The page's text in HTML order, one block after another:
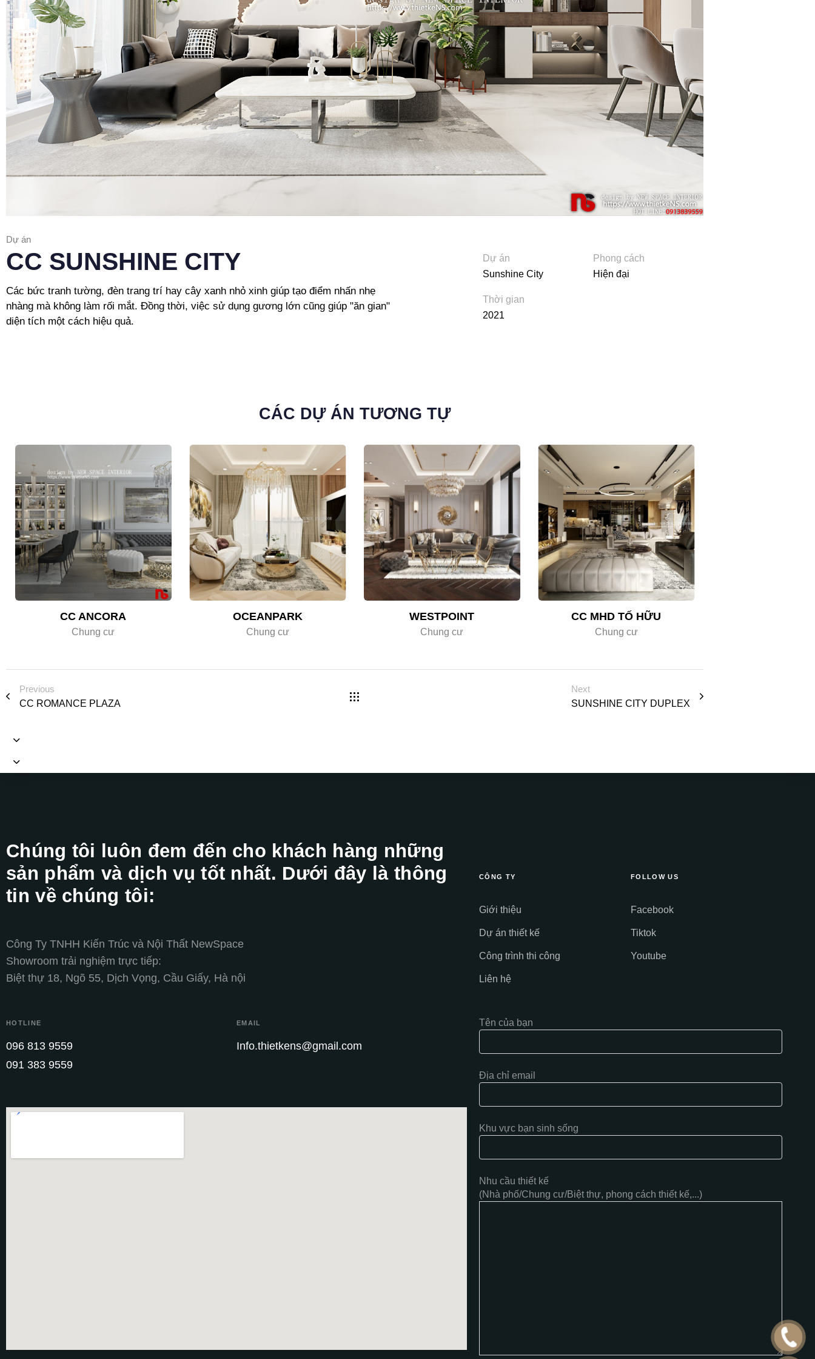
Dự án
CC SUNSHINE CITY
Các bức tranh tường, đèn trang trí hay cây xanh nhỏ xinh giúp tạo điểm nhấn nhẹ
nhàng mà không làm rối mắt. Đồng thời, việc sử dụng gương lớn cũng giúp "ăn gian"
diện tích một cách hiệu quả.
Dự án
Sunshine City
Phong cách
Hiện đại
Thời gian
2021
CÁC DỰ ÁN TƯƠNG TỰ
CC ANCORA
Chung cư
OCEANPARK
Chung cư
WESTPOINT
Chung cư
CC MHD TỐ HỮU
Chung cư
Previous
CC ROMANCE PLAZA
Next
SUNSHINE CITY DUPLEX
Chúng tôi luôn đem đến cho khách hàng những
sản phẩm và dịch vụ tốt nhất. Dưới đây là thông
tin về chúng tôi:
Công Ty TNHH Kiến Trúc và Nội Thất NewSpace
Showroom trải nghiệm trực tiếp:
Biệt thự 18, Ngõ 55, Dịch Vọng, Cầu Giấy, Hà nội
HOTLINE
096 813 9559
091 383 9559
EMAIL
Info.thietkens@gmail.com
CÔNG TY
Giới thiệu
Dự án thiết kế
Công trình thi công
Liên hệ
FOLLOW US
Facebook
Tiktok
Youtube
Tên của bạn
Địa chỉ email
Khu vực bạn sinh sống
Nhu cầu thiết kế
(Nhà phố/Chung cư/Biệt thự, phong cách thiết kế,...)